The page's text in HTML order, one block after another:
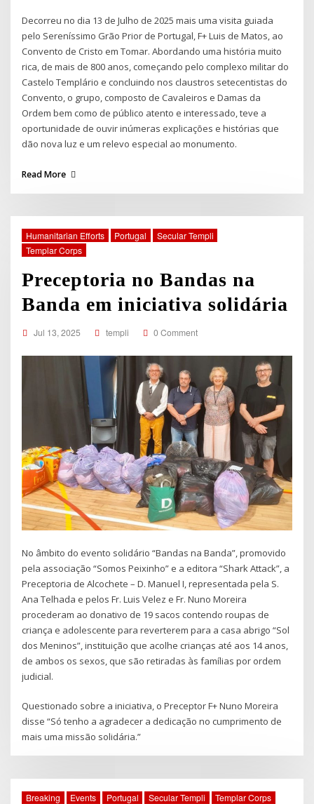
Decorreu no dia 13 de Julho de 2025 mais uma visita guiada
pelo Sereníssimo Grão Prior de Portugal, F+ Luis de Matos, ao
Convento de Cristo em Tomar. Abordando uma história muito
rica, de mais de 800 anos, começando pelo complexo militar do
Castelo Templário e concluindo nos claustros setecentistas do
Convento, o grupo, composto de Cavaleiros e Damas da
Ordem bem como de público atento e interessado, teve a
oportunidade de ouvir inúmeras explicações e histórias que
dão nova luz e um relevo especial ao monumento.
Read More
Humanitarian Efforts Portugal
Secular Templi
Templar Corps
Preceptoria no Bandas na
Banda em iniciativa solidária
Jul 13, 2025 templi 0 Comment
No âmbito do evento solidário “Bandas na Banda”, promovido
pela associação “Somos Peixinho” e a editora “Shark Attack”, a
Preceptoria de Alcochete – D. Manuel I, representada pela S.
Ana Telhada e pelos Fr. Luis Velez e Fr. Nuno Moreira
procederam ao donativo de 19 sacos contendo roupas de
criança e adolescente para reverterem para a casa abrigo “Sol
dos Meninos”, instituição que acolhe crianças até aos 14 anos,
de ambos os sexos, que são retiradas às famílias por ordem
judicial.
Questionado sobre a iniciativa, o Preceptor F+ Nuno Moreira
disse “Só tenho a agradecer a dedicação no cumprimento de
mais uma missão solidária.”
Breaking Events Portugal Secular Templi Templar Corps